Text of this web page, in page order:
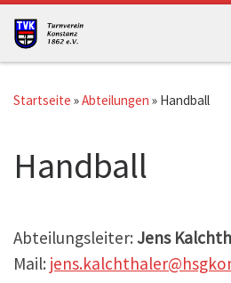
Zum Inhalt springen
Startseite »Abteilungen » Handball
Handball
Abteilungsleiter: Jens
Mail: